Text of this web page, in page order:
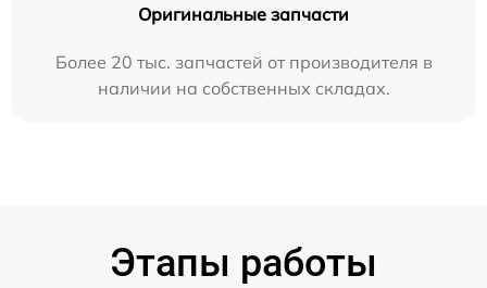
Оригинальные запчасти
Более 20 тыс. запчастей от производителя в
наличии на собственных складах.
Этапы работы